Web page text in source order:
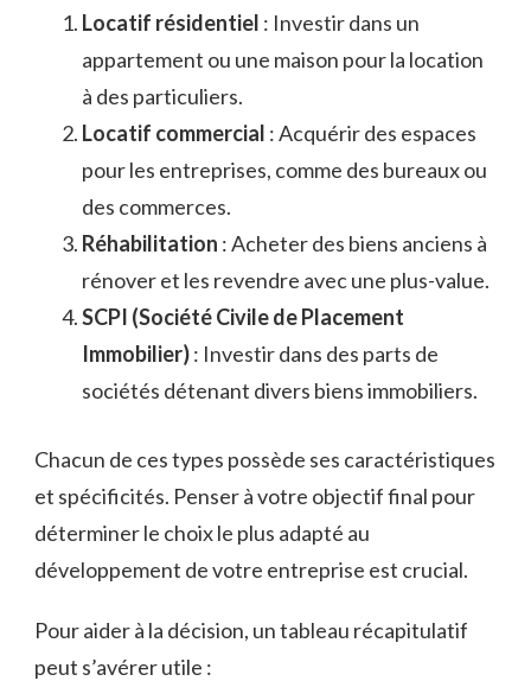
Locatif résidentiel : Investir dans un
appartement ou une maison pour la location
à des particuliers.
Locatif commercial : Acquérir des espaces
pour les entreprises, comme des bureaux ou
des commerces.
Réhabilitation : Acheter des biens anciens à
rénover et les revendre avec une plus-value.
SCPI (Société Civile de Placement
Immobilier): Investir dans des parts de
sociétés détenant divers biens immobiliers.
Chacun de ces types possède ses caractéristiques
et spécificités. Penser à votre objectif final pour
déterminer le choix le plus adapté au
développement de votre entreprise est crucial.
Pour aider à la décision, un tableau récapitulatif
peut s’avérer utile :